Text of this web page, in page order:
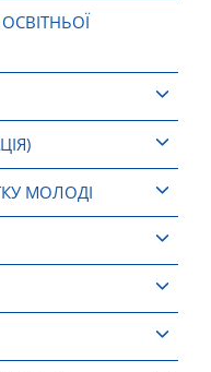
МОЛОДІ